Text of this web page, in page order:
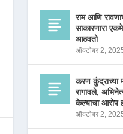
राम आणि
साकारणारा
आठवतो
ऑक्टोबर 2,
करण कुंद्राच्या
रागावले,
केल्याचा आरोप
ऑक्टोबर 2,